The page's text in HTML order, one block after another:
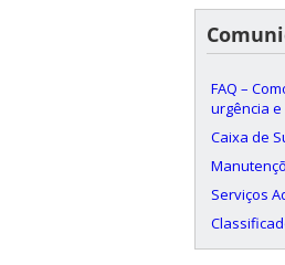
FAQ –
urgência
Caixa de
Serviços